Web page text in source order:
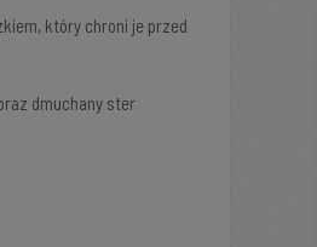
który chroni je przed
dmuchany ster